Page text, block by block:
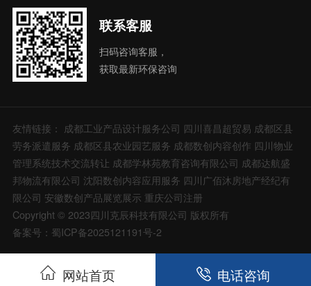
联系客服
扫码咨询客服，
获取最新环保咨询
友情链接： 成都工业产品设计服务公司 四川喜昌超贸易 成都区县
劳务派遣服务 成都区县农业园艺服务 成都数创内容创作 四川物业
管理系统技术交流转让 成都学林苑教育咨询有限公司 成都达航盛
邦物流有限公司 沈阳数创内容应用服务 四川广佰沐房地产经纪有
限公司 安徽数创产品展览展示 重庆公司注册
Copyright © 2023四川克辰科技有限公司 版权所有
备案号：蜀ICP备2025121191号-2
网站首页 电话咨询